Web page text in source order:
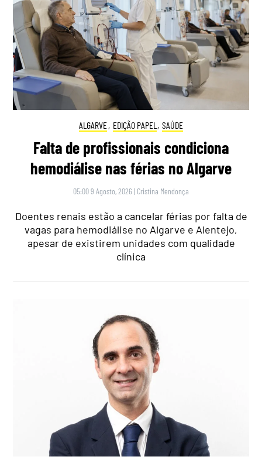
ALGARVE, EDIÇÃO PAPEL , SAÚDE
Falta de profissionais condiciona
hemodiálise nas férias no Algarve
05:00 9 Agosto, 2026 | Cristina Mendonça
Doentes renais estão a cancelar férias por falta de
vagas para hemodiálise no Algarve e Alentejo,
apesar de existirem unidades com qualidade
clínica